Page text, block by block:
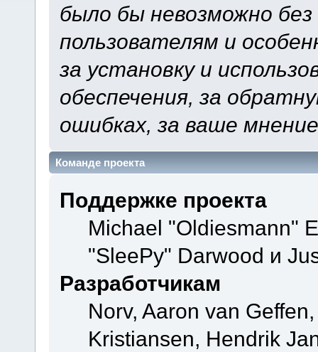
было бы невозможно
пользователям и
за установку и
обеспечения, за
ошибках, за ваше
Команде проекта
Поддержке проекта
Michael "Oldiesmann"
"SleePy" Darwood и
Разработчикам
Norv, Aaron van
Kristiansen, Hendrik